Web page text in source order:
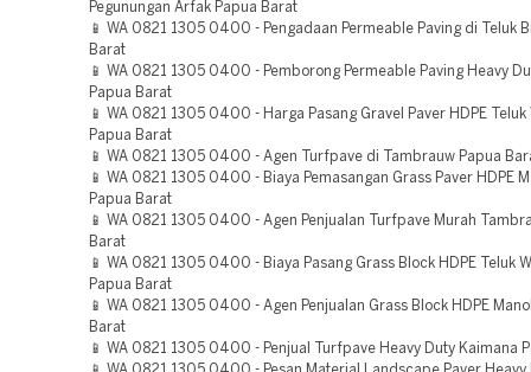
Pegunungan Arfak Papua Barat
📱 WA 0821 1305 0400 - Pengadaan Permeable Paving di Teluk
Barat
📱 WA 0821 1305 0400 - Pemborong Permeable Paving Heavy
Papua Barat
📱 WA 0821 1305 0400 - Harga Pasang Gravel Paver HDPE Teluk
Papua Barat
📱 WA 0821 1305 0400 - Agen Turfpave di Tambrauw Papua
📱 WA 0821 1305 0400 - Biaya Pemasangan Grass Paver HDPE
Papua Barat
📱 WA 0821 1305 0400 - Agen Penjualan Turfpave Murah
Barat
📱 WA 0821 1305 0400 - Biaya Pasang Grass Block HDPE Teluk
Papua Barat
📱 WA 0821 1305 0400 - Agen Penjualan Grass Block HDPE
Barat
📱 WA 0821 1305 0400 - Penjual Turfpave Heavy Duty Kaimana